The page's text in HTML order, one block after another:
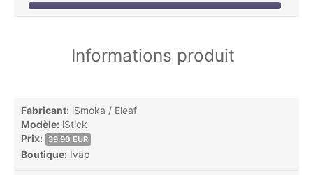
Informations produit
Fabricant: iSmoka / Eleaf
Modèle: iStick
Prix: 39,90 EUR
Boutique: Ivap